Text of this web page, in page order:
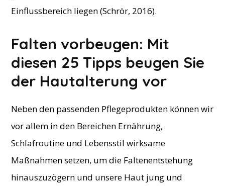
Einflussbereich liegen (Schrör, 2016).
​Falten vorbeugen: Mit
diesen 25 Tipps beugen Sie
der Hautalterung vor
Neben den passenden Pflegeprodukten können wir
vor allem in den Bereichen Ernährung,
Schlafroutine und Lebensstil wirksame
Maßnahmen setzen, um die Faltenentstehung
hinauszuzögern und unsere Haut jung und